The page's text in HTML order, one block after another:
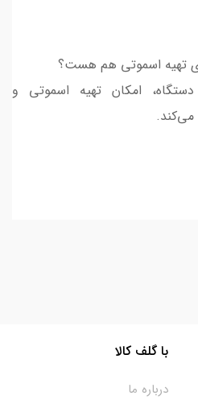
قدرتمند دستگاه، امکان تهیه اسموتی و
می‌کند.
با گلف کالا
درباره ما